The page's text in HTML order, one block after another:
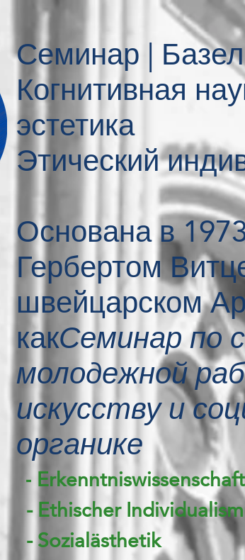
Семинар |
Когнитивная
эстетика
Этический
Основана в
Гербертом
швейцарском
какСеминар по
молодежной
искусству и
органике
- Erkenntniswissenschaft
- Ethischer
- Sozialästhetik